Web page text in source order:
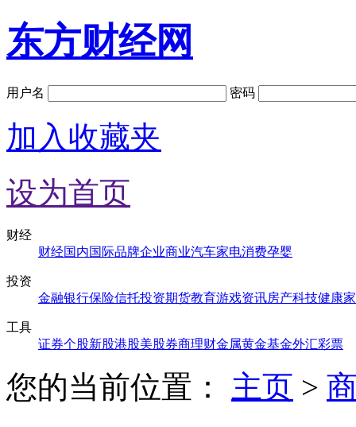
东方财经网
用户名 密码
加入收藏夹
设为首页
财经
财经国内国际品牌企业商业汽车家电消费孕婴
投资
金融银行保险信托投资期货教育游戏资讯房产科技健康
工具
证券个股新股港股美股券商理财金属黄金基金外汇彩票
您的当前位置： 主页 >